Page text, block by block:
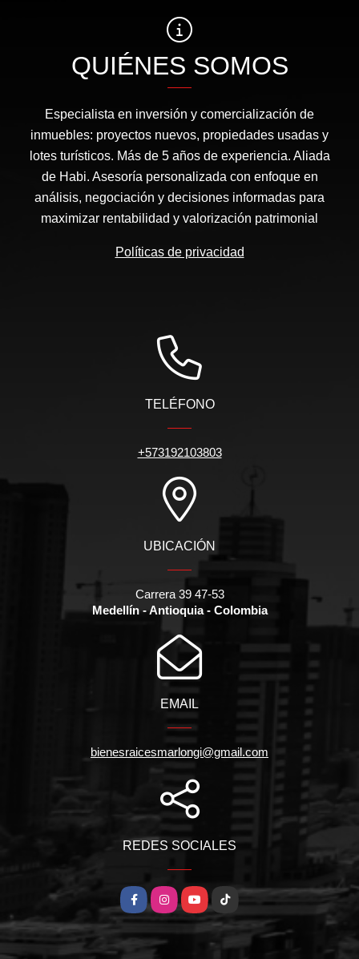
QUIÉNES SOMOS
Especialista en inversión y comercialización de
inmuebles: proyectos nuevos, propiedades usadas y
lotes turísticos. Más de 5 años de experiencia. Aliada
de Habi. Asesoría personalizada con enfoque en
análisis, negociación y decisiones informadas para
maximizar rentabilidad y valorización patrimonial
Políticas de privacidad
TELÉFONO
+573192103803
UBICACIÓN
Carrera 39 47-53
Medellín - Antioquia - Colombia
EMAIL
bienesraicesmarlongi@gmail.com
REDES SOCIALES
FacebookInstagramYouTubeTikTok